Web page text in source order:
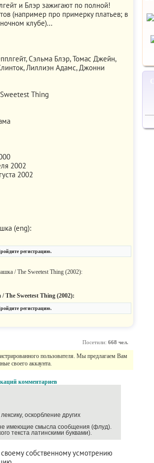
и Блэр зажигают по полной!
(например про примерку платьев; в
клубе)...
Сэльма Блэр, Томас Джейн,
Лиллиэн Адамс, Джонни
Thing
2002
2002
(eng):
регистрацию.
/ The Sweetest Thing (2002):
The Sweetest Thing (2002):
регистрацию.
Посетили: 668 чел.
пользователя. Мы предлагаем Вам
своего аккаунта.
комментариев
оскорбление других
имеющие смысла сообщения (флуд).
текста латинскими буквами).
собственному усмотрению